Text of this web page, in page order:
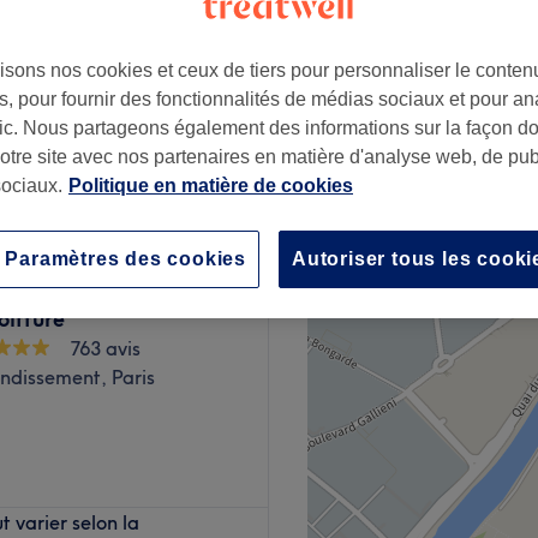
2,50 €
de Paris dans le
763 avis
Paris
varier selon la
nos cookies et ceux de tiers pour personnaliser le
pour fournir des fonctionnalités de médias sociaux et pour
Nous partageons également des informations sur la façon
site avec nos partenaires en matière d'analyse web, de
Politique en matière de cookies
Autoriser tous les
Paramètres des cookies